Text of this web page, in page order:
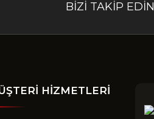
BİZİ TAKİP EDİN
HİZMETLERİ